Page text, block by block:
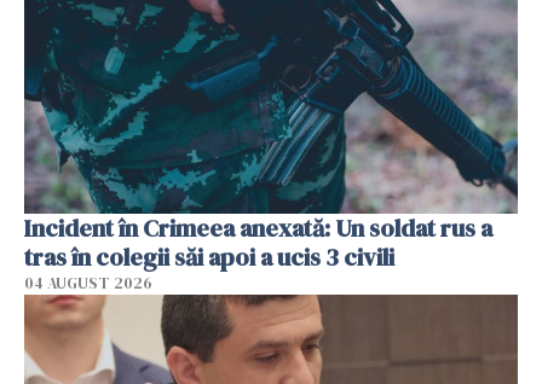
Incident în Crimeea anexată: Un soldat rus a
tras în colegii săi apoi a ucis 3 civili
04 AUGUST 2026